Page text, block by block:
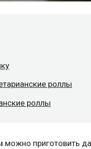
роллы
роллы
можно приготовить